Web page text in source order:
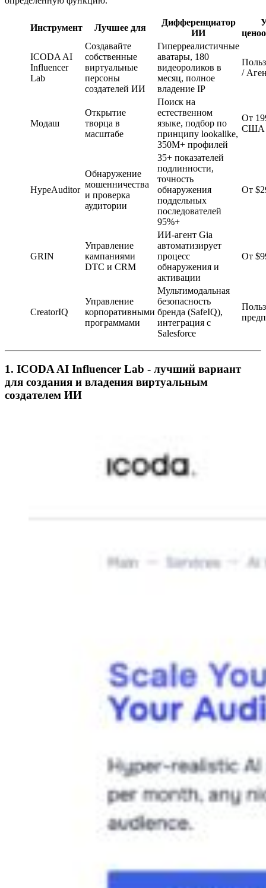
Инструмент Лучшее для
Дифференциатор
ИИ
ICODA AI
Influencer
Lab
Создавайте
собственные
виртуальные
персоны
создателей ИИ
Гиперреалистичные
аватары, 180
видеороликов в
месяц, полное
владение IP
/
Модаш
Открытие
творца в
масштабе
Поиск на
естественном
языке, подбор по
принципу lookalike,
350M+ профилей
От
США
HypeAuditor
Обнаружение
мошенничества
и проверка
аудитории
35+ показателей
подлинности,
точность
обнаружения
поддельных
последователей
95%+
От
GRIN
Управление
кампаниями
DTC и CRM
ИИ-агент Gia
автоматизирует
процесс
обнаружения и
активации
От
CreatorIQ
Управление
корпоративными
программами
Мультимодальная
безопасность
бренда (SafeIQ),
интеграция с
Salesforce
1. ICODA AI Influencer Lab - лучший вариант
для создания и владения виртуальным
создателем ИИ